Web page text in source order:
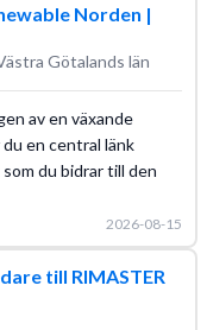
Norden |
Götalands län
av en växande
en central länk
du bidrar till den
2026-08-15
till RIMASTER